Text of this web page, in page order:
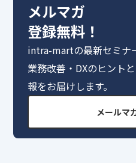
メルマガ
登録無料！
intra-martの最新セミナ
業務改善・DXのヒント
報をお届けします。
メールマ